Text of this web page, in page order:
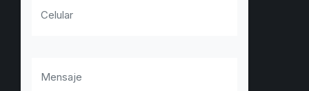
Celular
Mensaje